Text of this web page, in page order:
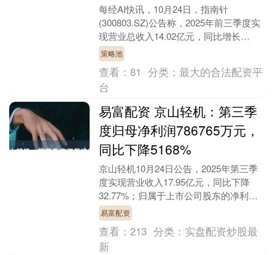
每经AI快讯，10月24日，指南针
(300803.SZ)公告称，2025年前三季度实
现营业总收入14.02亿元，同比增长
80.54%；实现归属于上市公司股东净
利....
策略池
查看：81 分类：最大的合法配资平
台
易富配资 京山轻机：第三季
度归母净利润786765万元，
同比下降5168%
京山轻机10月24日公告，2025年第三季
度实现营业收入17.95亿元，同比下降
32.77%；归属于上市公司股东的净利润
7867.65万元，同比下降51.68%....
易富配资
查看：213 分类： 实盘配资炒股最
新